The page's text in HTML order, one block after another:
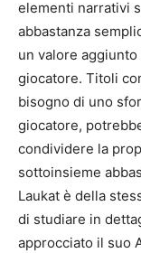
elementi narrativi
abbastanza
un valore
giocatore. Titoli
bisogno di uno
giocatore,
condividere la
sottoinsieme
Laukat è della
di studiare in
approcciato il suo